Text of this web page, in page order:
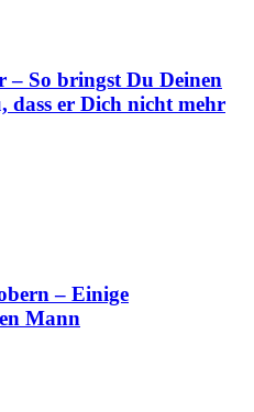
– So bringst Du Deinen
dass er Dich nicht mehr
– Einige
Mann